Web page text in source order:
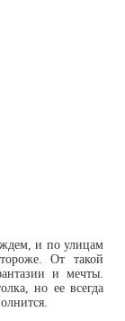
и по улицам
От такой
и мечты.
но ее всегда